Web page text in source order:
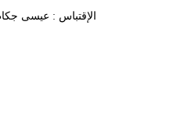
طلال نصر الدين الإقتباس :